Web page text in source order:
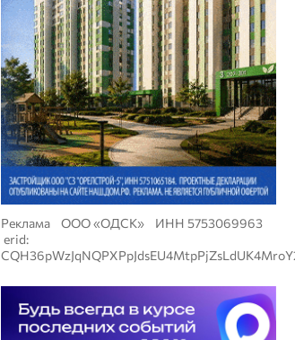
Реклама ООО «ОДСК» ИНН 5753069963
erid: